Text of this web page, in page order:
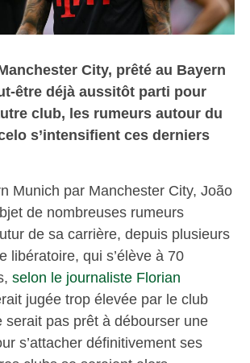
City, prêté au Bayern
être déjà aussitôt parti pour
club, les rumeurs autour du
s’intensifient ces derniers
Munich par Manchester City, João
de nombreuses rumeurs
de sa carrière, depuis plusieurs
libératoire, qui s’élève à 70
selon le journaliste Florian
jugée trop élevée par le club
serait pas prêt à débourser une
s’attacher définitivement ses